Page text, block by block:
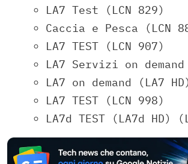
LA7 Test (LCN 829)
Caccia e Pesca (LCN
LA7 TEST (LCN 907)
LA7 Servizi on demand
LA7 on demand (LA7
LA7 TEST (LCN 998)
LA7d TEST (LA7d HD)